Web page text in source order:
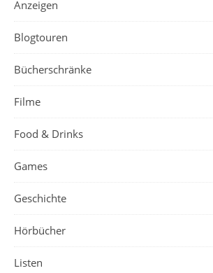
Anzeigen
Blogtouren
Bücherschränke
Filme
Food & Drinks
Games
Geschichte
Hörbücher
Listen